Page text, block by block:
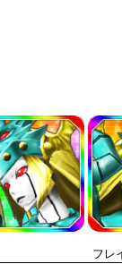
フレ